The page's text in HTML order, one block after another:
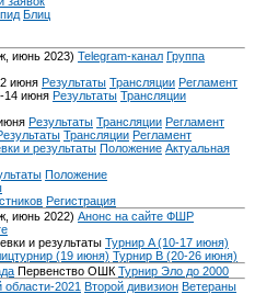
Блиц
июнь 2023) Telegram-канал Группа
июня Результаты Трансляции Регламент
14 июня Результаты Трансляции
Результаты Трансляции Регламент
Трансляции Регламент
и результаты Положение Актуальная
Положение
Регистрация
июнь 2022) Анонс на сайте ФШР
и результаты Турнир A (10-17 июня)
(19 июня) Турнир B (20-26 июня)
Первенство ОШК Турнир Эло до 2000
2021 Второй дивизион Ветераны